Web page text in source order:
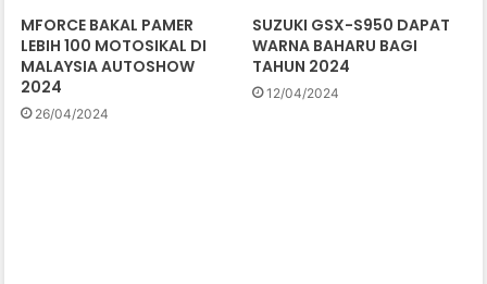
MFORCE BAKAL PAMER
LEBIH 100 MOTOSIKAL DI
MALAYSIA AUTOSHOW
2024
26/04/2024
SUZUKI GSX-S950 DAPAT
WARNA BAHARU BAGI
TAHUN 2024
12/04/2024